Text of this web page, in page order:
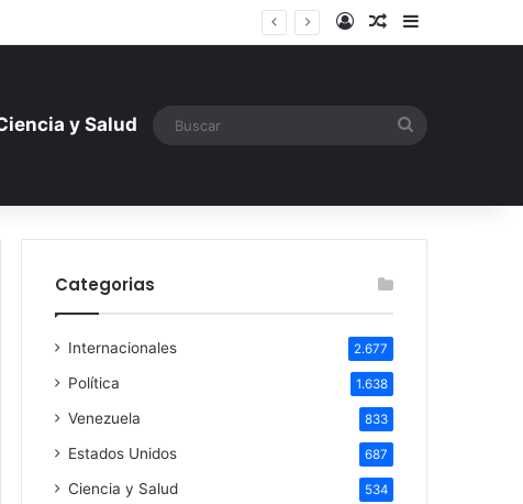
ante la amenaza rusa Iniciar sesión
ArtículoBarra lateral
y Salud
Categorias
Internacionales 2.677
Política 1.638
Venezuela 833
Estados Unidos 687
Ciencia y Salud 534